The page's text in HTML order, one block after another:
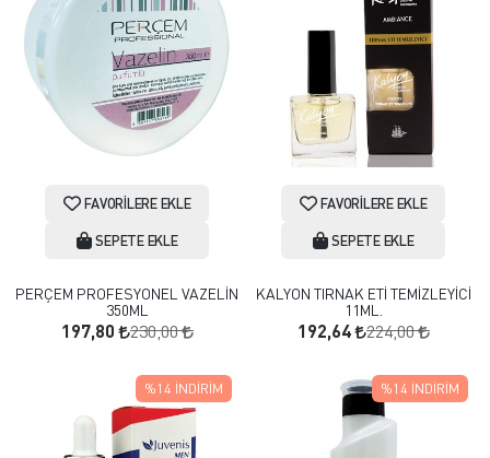
FAVORILERE EKLE
SEPETE EKLE
PERÇEM PROFESYONEL VAZELİN
350ML
197,80 230,00
FAVORILERE EKLE
SEPETE EKLE
KALYON TIRNAK ETİ TEMİZLEYİCİ
11ML.
192,64 224,00
%14 İNDIRIM %14 İNDIRIM